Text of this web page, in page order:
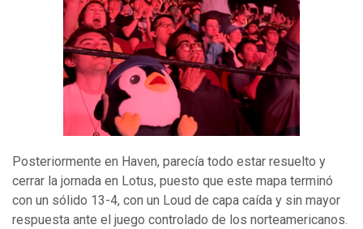
Posteriormente en Haven, parecía todo estar resuelto y
cerrar la jornada en Lotus, puesto que este mapa terminó
con un sólido 13-4, con un Loud de capa caída y sin mayor
respuesta ante el juego controlado de los norteamericanos.